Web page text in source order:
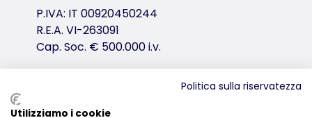
link per il download
TRIXIE Imballaggio 6102-60x265
P.IVA: IT 00920450244
R.E.A. VI-263091
Cap. Soc. € 500.000 i.v.
Distribuzione
Politica sulla riservatezza
Utilizziamo i cookie